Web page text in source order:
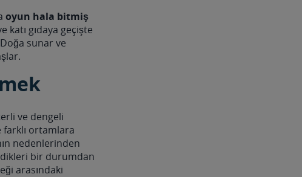
oyun hala bitmiş
gıdaya geçişte
sunar ve
ve dengeli
farklı ortamlara
nedenlerinden
bir durumdan
arasındaki